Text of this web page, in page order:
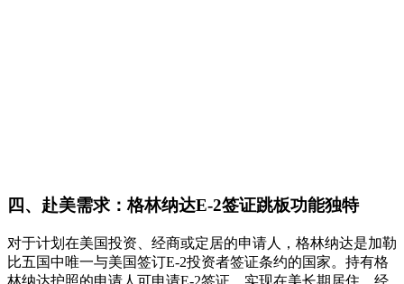
四、赴美需求：格林纳达E-2签证跳板功能独特
对于计划在美国投资、经商或定居的申请人，格林纳达是加勒
比五国中唯一与美国签订E-2投资者签证条约的国家。持有格
林纳达护照的申请人可申请E-2签证，实现在美长期居住、经